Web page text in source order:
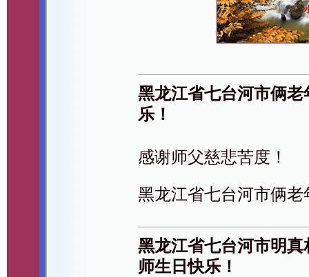
黑龙江省七台河市俩
乐！
感谢师父慈悲苦度！
黑龙江省七台河市俩
黑龙江省七台河市明
师生日快乐！